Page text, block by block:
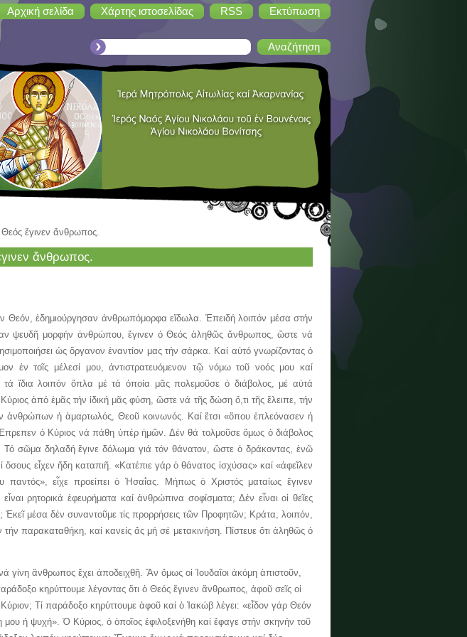
Αρχική σελίδα Χάρτης ιστοσελίδας RSS Εκτύπωση
ἔγινεν ἄνθρωπος.
ἄνθρωπος.
ἐδημιούργησαν ἀνθρωπόμορφα εἴδωλα. Ἐπειδή λοιπόν μέσα στήν
ψευδῆ μορφήν ἀνθρώπου, ἔγινεν ὁ Θεός ἀληθῶς ἄνθρωπος, ὥστε νά
ὡς ὄργανον ἐναντίον μας τήν σάρκα. Καί αὐτό γνωρίζοντας ὁ
ἐν τοῖς μέλεσί μου, ἀντιστρατευόμενον τῷ νόμω τοῦ νοός μου καί
τά ἴδια λοιπόν ὄπλα μέ τά ὁποία μᾶς πολεμοῦσε ὁ διάβολος, μέ αὐτά
ἀπό ἐμᾶς τήν ἰδική μᾶς φύση, ὥστε νά τῆς δώση ὅ,τι τῆς ἔλειπε, τήν
ἀνθρώπων ἡ ἁμαρτωλός, Θεοῦ κοινωνός. Καί ἔτσι «ὅπου ἐπλεόνασεν ἡ
ὁ Κύριος νά πάθη ὑπέρ ἠμῶν. Δέν θά τολμοῦσε ὅμως ὁ διάβολος
Τό σῶμα δηλαδή ἔγινε δόλωμα γιά τόν θάνατον, ὥστε ὁ δράκοντας, ἐνῶ
ὅσους εἶχεν ἤδη καταπιῆ. «Κατέπιε γάρ ὁ θάνατος ἰσχύσας» καί «ἀφεῖλεν
εἶχε προείπει ὁ Ἠσαΐας. Μήπως ὁ Χριστός ματαίως ἔγινεν
ρητορικά ἐφευρήματα καί ἀνθρώπινα σοφίσματα; Δέν εἶναι οἱ θεῖες
μέσα δέν συναντοῦμε τίς προρρήσεις τῶν Προφητῶν; Κράτα, λοιπόν,
παρακαταθήκη, καί κανείς ἄς μή σέ μετακινήση. Πίστευε ὅτι ἀληθῶς ὁ
γίνη ἄνθρωπος ἔχει ἀποδειχθῆ. Ἄν ὅμως οἱ Ἰουδαῖοι ἀκόμη ἀπιστοῦν,
κηρύττουμε λέγοντας ὅτι ὁ Θεός ἔγινεν ἄνθρωπος, ἀφοῦ σεῖς οἱ
Κύριον; Τί παράδοξο κηρύττουμε ἀφοῦ καί ὁ Ἰακώβ λέγει: «εἶδον γάρ Θεόν
ἡ ψυχή». Ὁ Κύριος, ὁ ὁποῖος ἐφιλοξενήθη καί ἔφαγε στήν σκηνήν τοῦ